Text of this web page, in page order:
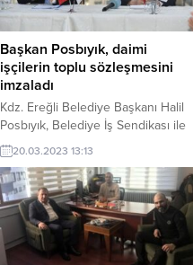
Başkan Posbıyık, daimi
işçilerin toplu sözleşmesini
imzaladı
Kdz. Ereğli Belediye Başkanı Halil
Posbıyık, Belediye İş Sendikası ile
belediyede çalışan 84 daimi işçiyi
ilgilendiren toplu sözleşmeyi
imzaladı. Her zaman emekten yana
tavır aldığını belirten Başkan
Posbıyık; “Daimi işçilerimize yüzde
32 zam yaptık. Sosyal haklarda da
yüzde 150’e varan oranlarda artış
20.03.2023 13:13